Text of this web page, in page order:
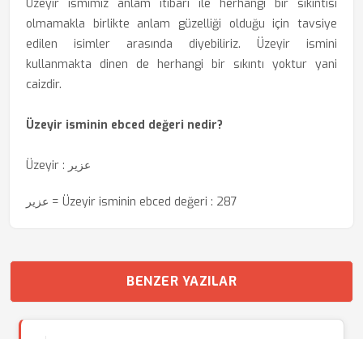
Üzeyir ismimiz anlam itibari ile herhangi bir sıkıntısı
olmamakla birlikte anlam güzelliği olduğu için tavsiye
edilen isimler arasında diyebiliriz. Üzeyir ismini
kullanmakta dinen de herhangi bir sıkıntı yoktur yani
caizdir.
Üzeyir isminin ebced değeri nedir?
Üzeyir : عزير
عزير = Üzeyir isminin ebced değeri : 287
BENZER YAZILAR